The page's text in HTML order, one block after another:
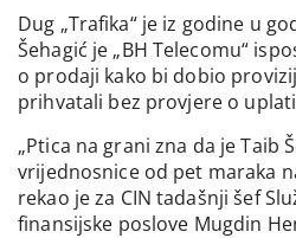
Dug „Trafika“ je iz godine u
Šehagić je „BH Telecomu“
o prodaji kako bi dobio
prihvatali bez provjere o
„Ptica na grani zna da je Taib
vrijednosnice od pet maraka
rekao je za CIN tadašnji šef
finansijske poslove Mugdin